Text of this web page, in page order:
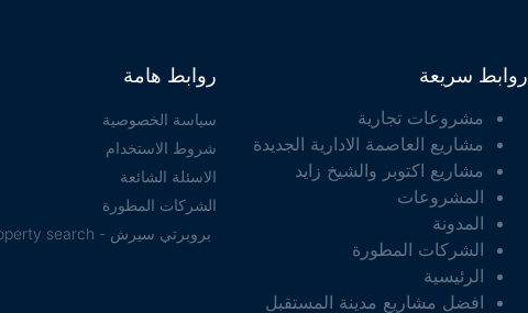
روابط سريعة
مشروعات تجارية
مشاريع العاصمة الادارية الجديدة
مشاريع اكتوبر والشيخ زايد
المشروعات
المدونة
الشركات المطورة
الرئيسية
افضل مشاريع مدينة المستقبل
روابط هامة
سياسة الخصوصية
شروط الاستخدام
الاسئلة الشائعة
الشركات المطورة
بروبرتي سيرش - property search